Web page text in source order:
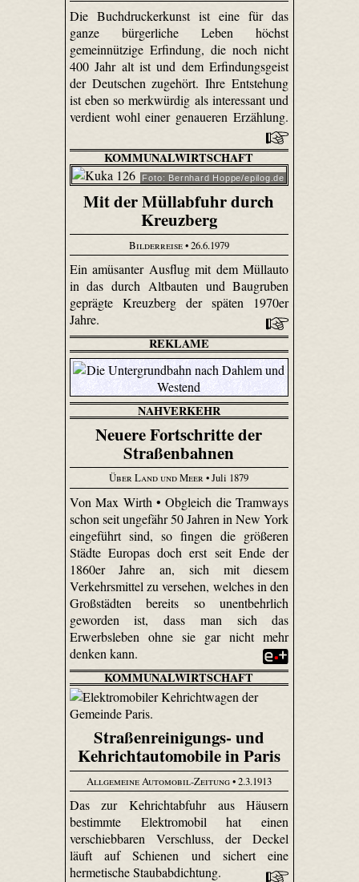
Die Buchdruckerkunst ist eine für das
ganze bürgerliche Leben höchst
gemeinnützige Erfindung, die noch nicht
400 Jahr alt ist und dem Erfindungsgeist
der Deutschen zugehört. Ihre Entstehung
ist eben so merkwürdig als interessant und
verdient wohl einer genaueren Erzählung.
KOMMUNALWIRTSCHAFT
Foto: Bernhard Hoppe/epilog.de
Mit der Müllabfuhr durch
Kreuzberg
Bilderreise• 26.6.1979
Ein amüsanter Ausflug mit dem Müllauto
in das durch Altbauten und Baugruben
geprägte Kreuzberg der späten 1970er
Jahre.
REKLAME
NAHVERKEHR
Neuere Fortschritte der
Straßenbahnen
Über Land und Meer• Juli 1879
Von Max Wirth • Obgleich die Tram­ways
schon seit ungefähr 50 Jahren in New York
eingeführt sind, so fingen die größeren
Städte Europas doch erst seit Ende der
1860er Jahre an, sich mit diesem
Verkehrsmittel zu versehen, welches in den
Großstädten bereits so unentbehrlich
geworden ist, dass man sich das
Erwerbsleben ohne sie gar nicht mehr
denken kann.
KOMMUNALWIRTSCHAFT
Straßenreinigungs- und
Kehrichtautomobile in Paris
Allgemeine Automobil-Zeitung• 2.3.1913
Das zur Kehrichtabfuhr aus Häusern
bestimmte Elektromobil hat einen
verschiebbaren Verschluss, der Deckel
läuft auf Schienen und sichert eine
hermetische Staubabdichtung.